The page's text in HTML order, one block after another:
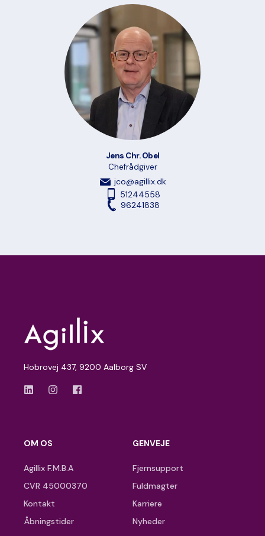
Jens Chr. Obel
Chefrådgiver
jco@agillix.dk
51244558
96241838
Hobrovej 437, 9200 Aalborg SV
OM OS
Agillix F.M.B.A
CVR 45000370
Kontakt
Åbningstider
GENVEJE
Fjernsupport
Fuldmagter
Karriere
Nyheder